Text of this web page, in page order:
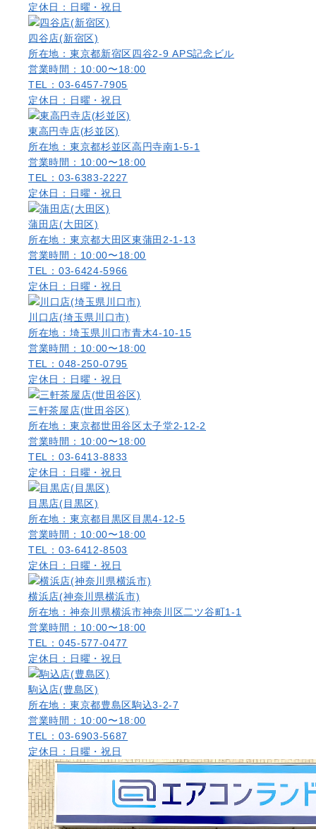
定休日：日曜・祝日
四谷店(新宿区)
所在地：東京都新宿区四谷2-9 APS記念ビル
営業時間：10:00〜18:00
TEL：03-6457-7905
定休日：日曜・祝日
東高円寺店(杉並区)
所在地：東京都杉並区高円寺南1-5-1
営業時間：10:00〜18:00
TEL：03-6383-2227
定休日：日曜・祝日
蒲田店(大田区)
所在地：東京都大田区東蒲田2-1-13
営業時間：10:00〜18:00
TEL：03-6424-5966
定休日：日曜・祝日
川口店(埼玉県川口市)
所在地：埼玉県川口市青木4-10-15
営業時間：10:00〜18:00
TEL：048-250-0795
定休日：日曜・祝日
三軒茶屋店(世田谷区)
所在地：東京都世田谷区太子堂2-12-2
営業時間：10:00〜18:00
TEL：03-6413-8833
定休日：日曜・祝日
目黒店(目黒区)
所在地：東京都目黒区目黒4-12-5
営業時間：10:00〜18:00
TEL：03-6412-8503
定休日：日曜・祝日
横浜店(神奈川県横浜市)
所在地：神奈川県横浜市神奈川区二ツ谷町1-1
営業時間：10:00〜18:00
TEL：045-577-0477
定休日：日曜・祝日
駒込店(豊島区)
所在地：東京都豊島区駒込3-2-7
営業時間：10:00〜18:00
TEL：03-6903-5687
定休日：日曜・祝日